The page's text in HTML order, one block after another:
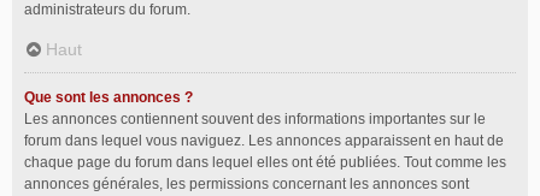
administrateurs du forum.
Haut
Que sont les annonces ?
Les annonces contiennent souvent des informations importantes sur le
forum dans lequel vous naviguez. Les annonces apparaissent en haut de
chaque page du forum dans lequel elles ont été publiées. Tout comme les
annonces générales, les permissions concernant les annonces sont